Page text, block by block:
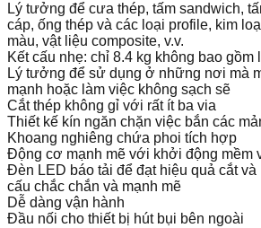
Lý tưởng để cưa thép, tấm sandwich,
cáp, ống thép và các loại profile, kim
màu, vật liệu composite, v.v.
Kết cấu nhẹ: chỉ 8.4 kg không bao
Lý tưởng để sử dụng ở những nơi mà
mạnh hoặc làm việc không sạch sẽ
Cắt thép không gỉ với rất ít ba via
Thiết kế kín ngăn chặn việc bắn các
Khoang nghiêng chứa phoi tích hợp
Động cơ mạnh mẽ với khởi động mềm
Đèn LED báo tải để đạt hiệu quả cắt và
cấu chắc chắn và mạnh mẽ
Dễ dàng vận hành
Đầu nối cho thiết bị hút bụi bên ngoài